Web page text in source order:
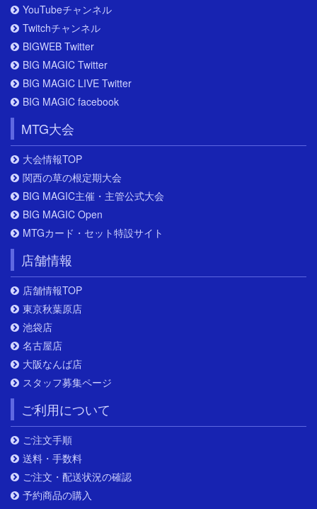
YouTubeチャンネル
Twitchチャンネル
BIGWEB Twitter
BIG MAGIC Twitter
BIG MAGIC LIVE Twitter
BIG MAGIC facebook
MTG大会
大会情報TOP
関西の草の根定期大会
BIG MAGIC主催・主管公式大会
BIG MAGIC Open
MTGカード・セット特設サイト
店舗情報
店舗情報TOP
東京秋葉原店
池袋店
名古屋店
大阪なんば店
スタッフ募集ページ
ご利用について
ご注文手順
送料・手数料
ご注文・配送状況の確認
予約商品の購入